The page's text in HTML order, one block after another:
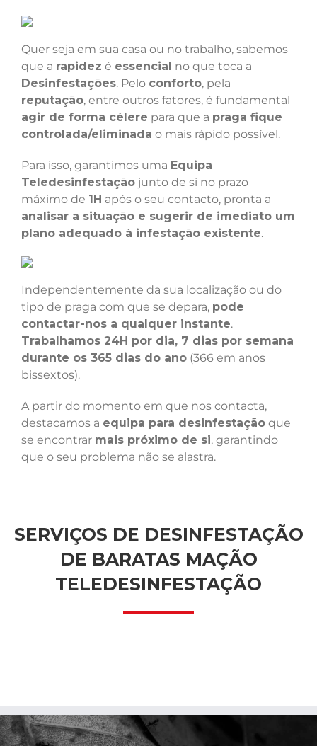
Quer seja em sua casa ou no trabalho, sabemos
que a rapidez é essencial no que toca a
Desinfestações. Pelo conforto, pela
reputação, entre outros fatores, é fundamental
agir de forma célere para que a praga fique
controlada/eliminada o mais rápido possível.
Para isso, garantimos uma Equipa
Teledesinfestação junto de si no prazo
máximo de 1H após o seu contacto, pronta a
analisar a situação e sugerir de imediato um
plano adequado à infestação existente.
Independentemente da sua localização ou do
tipo de praga com que se depara, pode
contactar-nos a qualquer instante.
Trabalhamos 24H por dia, 7 dias por semana
durante os 365 dias do ano (366 em anos
bissextos).
A partir do momento em que nos contacta,
destacamos a equipa para desinfestação que
se encontrar mais próximo de si, garantindo
que o seu problema não se alastra.
SERVIÇOS DE DESINFESTAÇÃO
DE BARATAS MAÇÃO
TELEDESINFESTAÇÃO